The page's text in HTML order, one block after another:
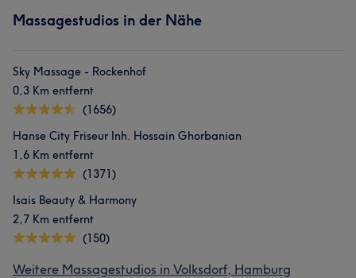
Massagestudios in der Nähe
Sky Massage - Rockenhof
0,3 Km entfernt
(1656)
Hanse City Friseur Inh. Hossain Ghorbanian
1,6 Km entfernt
(1371)
Isais Beauty & Harmony
2,7 Km entfernt
(150)
Weitere Massagestudios in Volksdorf, Hamburg